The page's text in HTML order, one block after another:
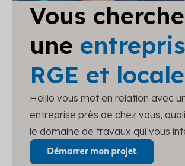
Vous
une
RGE et
Hellio vous met en relation avec
entreprise près de chez vous,
le domaine de travaux qui vous